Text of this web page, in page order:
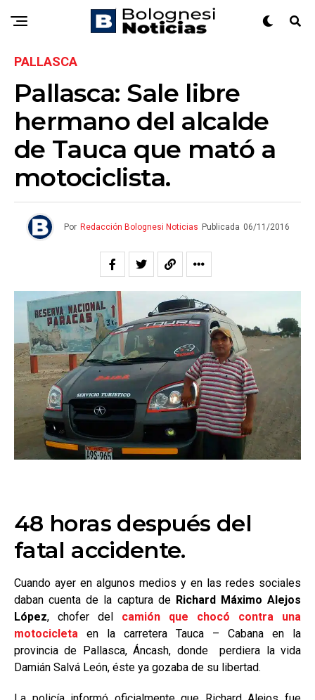
PALLASCA
Pallasca: Sale libre
hermano del alcalde
de Tauca que mató a
motociclista.
Por Redacción Bolognesi Noticias Publicada 06/11/2016
48 horas después del
fatal accidente.
Cuando ayer en algunos medios y en las redes sociales
daban cuenta de la captura de Richard Máximo Alejos
López, chofer del camión que chocó contra una
motocicleta en la carretera Tauca – Cabana en la
provincia de Pallasca, Áncash, donde perdiera la vida
Damián Salvá León, éste ya gozaba de su libertad.